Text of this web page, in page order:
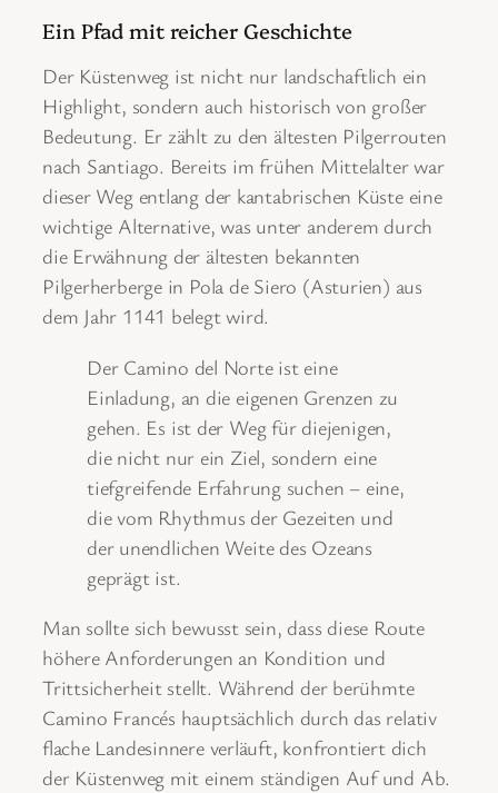
Ein Pfad mit reicher Geschichte
Der Küstenweg ist nicht nur landschaftlich ein
Highlight, sondern auch historisch von großer
Bedeutung. Er zählt zu den ältesten Pilgerrouten
nach Santiago. Bereits im frühen Mittelalter war
dieser Weg entlang der kantabrischen Küste eine
wichtige Alternative, was unter anderem durch
die Erwähnung der ältesten bekannten
Pilgerherberge in Pola de Siero (Asturien) aus
dem Jahr 1141 belegt wird.
Der Camino del Norte ist eine
Einladung, an die eigenen Grenzen zu
gehen. Es ist der Weg für diejenigen,
die nicht nur ein Ziel, sondern eine
tiefgreifende Erfahrung suchen – eine,
die vom Rhythmus der Gezeiten und
der unendlichen Weite des Ozeans
geprägt ist.
Man sollte sich bewusst sein, dass diese Route
höhere Anforderungen an Kondition und
Trittsicherheit stellt. Während der berühmte
Camino Francés hauptsächlich durch das relativ
flache Landesinnere verläuft, konfrontiert dich
der Küstenweg mit einem ständigen Auf und Ab.